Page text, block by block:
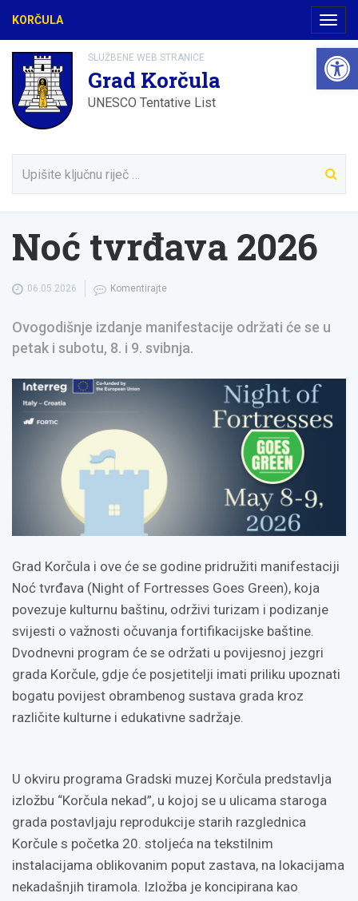
KORČULA
SLUŽBENE WEB STRANICE
Grad Korčula
UNESCO Tentative List
Noć tvrđava 2026
06.05.2026 Komentirajte
Ovogodišnje izdanje manifestacije održati će se u
petak i subotu, 8. i 9. svibnja.
Grad Korčula i ove će se godine pridružiti manifestaciji
Noć tvrđava (Night of Fortresses Goes Green), koja
povezuje kulturnu baštinu, održivi turizam i podizanje
svijesti o važnosti očuvanja fortifikacijske baštine.
Dvodnevni program će se održati u povijesnoj jezgri
grada Korčule, gdje će posjetitelji imati priliku upoznati
bogatu povijest obrambenog sustava grada kroz
različite kulturne i edukativne sadržaje.
U okviru programa Gradski muzej Korčula predstavlja
izložbu “Korčula nekad”, u kojoj se u ulicama staroga
grada postavljaju reprodukcije starih razglednica
Korčule s početka 20. stoljeća na tekstilnim
instalacijama oblikovanim poput zastava, na lokacijama
nekadašnjih tiramola. Izložba je koncipirana kao